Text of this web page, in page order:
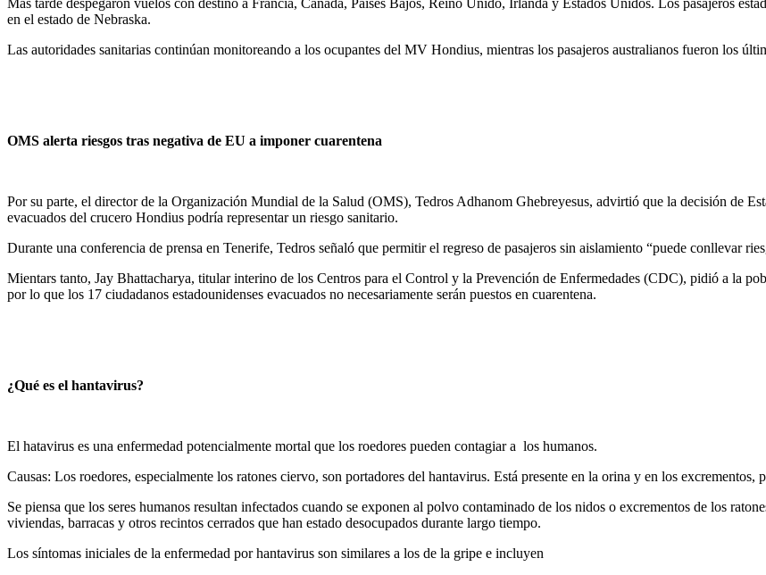
Más tarde despegaron vuelos con destino a Francia, Canadá, Países Bajos, Reino Unido, Irlanda y Estados Unidos. Los pasajeros
en el estado de Nebraska.
Las autoridades sanitarias continúan monitoreando a los ocupantes del MV Hondius, mientras los pasajeros australianos fueron los
OMS alerta riesgos tras negativa de EU a imponer cuarentena
Por su parte, el director de la Organización Mundial de la Salud (OMS), Tedros Adhanom Ghebreyesus, advirtió que la decisión de
evacuados del crucero Hondius podría representar un riesgo sanitario.
Durante una conferencia de prensa en Tenerife, Tedros señaló que permitir el regreso de pasajeros sin aislamiento “puede conllevar
Mientars tanto, Jay Bhattacharya, titular interino de los Centros para el Control y la Prevención de Enfermedades (CDC), pidió a la
por lo que los 17 ciudadanos estadounidenses evacuados no necesariamente serán puestos en cuarentena.
¿Qué es el hantavirus?
El hatavirus es una enfermedad potencialmente mortal que los roedores pueden contagiar a los humanos.
Causas: Los roedores, especialmente los ratones ciervo, son portadores del hantavirus. Está presente en la orina y en los excrementos,
Se piensa que los seres humanos resultan infectados cuando se exponen al polvo contaminado de los nidos o excrementos de los
viviendas, barracas y otros recintos cerrados que han estado desocupados durante largo tiempo.
Los síntomas iniciales de la enfermedad por hantavirus son similares a los de la gripe e incluyen